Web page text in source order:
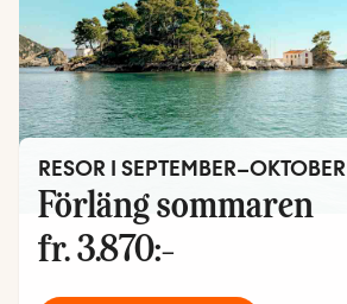
RESOR I SEPTEMBER–OKTOBER
Förläng sommaren
fr.3.870:-